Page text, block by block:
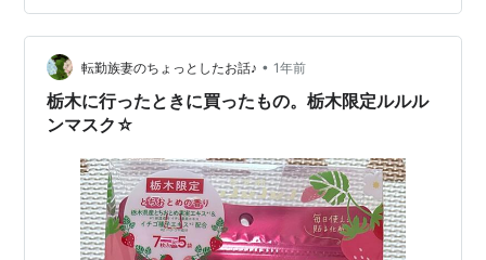
特徴・注目ポイント スマモ二 — — ETVOS 毛穴をカバ
ー！パーフェクトキット ◎（最短翌日） ◎（GMO後払
い） パーフェクトキットは、ファンデーション・ナイト
ファンデー…
転勤族妻のちょっとしたお話♪ • 1年前
栃木に行ったときに買ったもの。栃木限定ルルル
ンマスク☆